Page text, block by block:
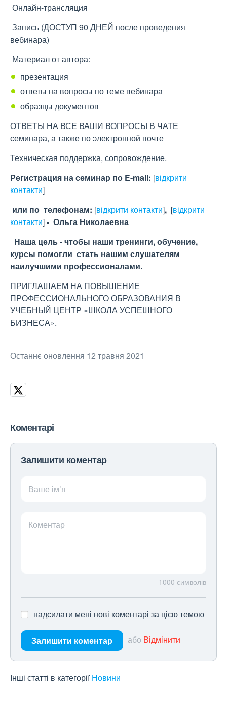
Онлайн-трансляция
Запись (ДОСТУП 90 ДНЕЙ после проведения
вебинара)
Материал от автора:
презентация
ответы на вопросы по теме вебинара
образцы документов
ОТВЕТЫ НА ВСЕ ВАШИ ВОПРОСЫ В ЧАТЕ
семинара, а также по электронной почте
Техническая поддержка, сопровождение.
Регистрация на семинар по E-mail: [відкрити
контакти]
или по телефонам: [відкрити контакти], [відкрити
контакти]- Ольга Николаевна
Наша цель- чтобы наши тренинги, обучение,
курсы помогли стать нашим слушателям
наилучшими профессионалами.
ПРИГЛАШАЕМ НА ПОВЫШЕНИЕ
ПРОФЕССИОНАЛЬНОГО ОБРАЗОВАНИЯ В
УЧЕБНЫЙ ЦЕНТР «ШКОЛА УСПЕШНОГО
БИЗНЕСА».
Останнє оновлення 12 травня 2021
Коментарі
Залишити коментар
Ваше ім’я
Коментар
1000 символів
надсилати мені нові коментарі за цією темою
Залишити коментар або Відмінити
Інші статті в категорії Новини